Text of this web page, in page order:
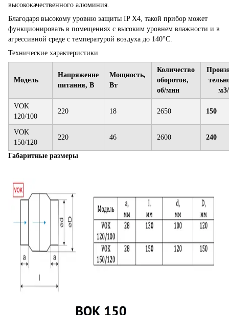
высококачественного алюминия.
Благодаря высокому уровню защиты IP X4, такой прибор может
функционировать в помещениях с высоким уровнем влажности и в
агрессивной среде с температурой воздуха до 140°С.
Технические характеристики
Модель
Напряжение
питания, В
Мощность,
Вт
Количество
оборотов,
об/мин
VOK
120/100
220 18 2650 150
VOK
150/120
220 46 2600 240
Габаритные размеры